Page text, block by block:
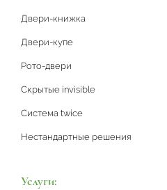
Двери-книжка
Двери-купе
Рото-двери
Скрытые invisible
Система twice
Нестандартные решения
Услуги: